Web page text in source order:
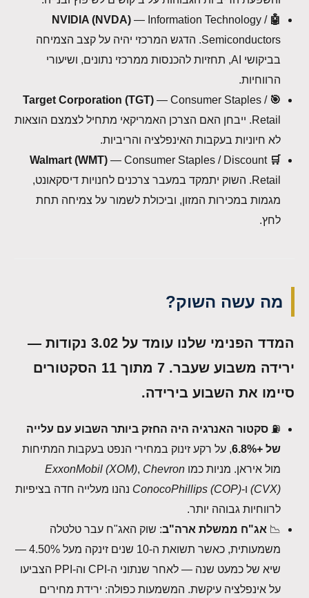
🤖 NVIDIA (NVDA)
— Information Technology /
Semiconductors. הדגש המרכזי יהיה על קצב הצמיחה
בביקושי AI, תחזיות להכנסות ממרכזי נתונים, ושיעורי
הרווחיות.
🎯 Target Corporation (TGT)
— Consumer Staples /
Retail. ייבחן האם הצרכן האמריקאי מתחיל לצמצם הוצאות
לא חיוניות בעקבות האינפלציה והריביות.
🛒 Walmart (WMT)
— Consumer Staples / Discount
Retail. השוק יתמקד במעבר צרכנים לחנויות דיסקאונט,
מגמות במכירות המזון, וביכולת לשמור על צמיחה תחת
לחץ.
מה עשה השוק?
המדד הפנימי שלנו עומד על 3.02 נקודות —
ירידה משבוע שעבר. 7 מתוך 11 הסקטורים
סיימו את השבוע בירידה.
⛽ סקטור האנרגיה היה החזק ביותר השבוע עם עלייה
של +6.8%
, על רקע זינוק במחירי הנפט בעקבות המתיחות
מול איראן. מניות כמו
ExxonMobil (XOM), Chevron
(CVX) ו-ConocoPhillips (COP) נהנו מעלייה חדה בציפיות
לרווחיות גבוהה יותר.
📉 אג"ח ממשלת ארה"ב: שוק האג"ח עבר טלטלה
משמעותית, כאשר תשואת ה-10 שנים זינקה מעל 4.50% —
שיא של כמעט שנה — לאחר שנתוני ה-CPI וה-PPI הצביעו
על אינפלציה עיקשת. המשמעות כפולה: ירידת מחירים